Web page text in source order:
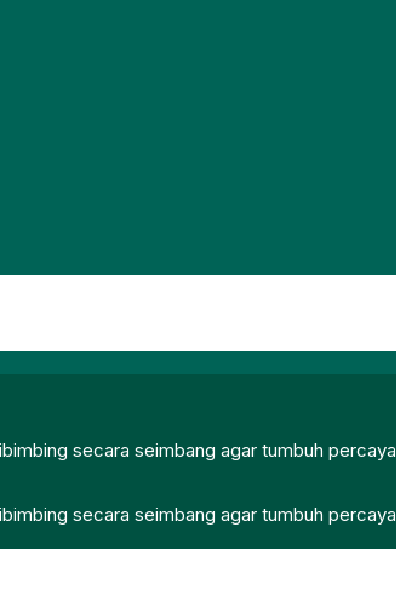
secara seimbang agar tumbuh percaya
secara seimbang agar tumbuh percaya